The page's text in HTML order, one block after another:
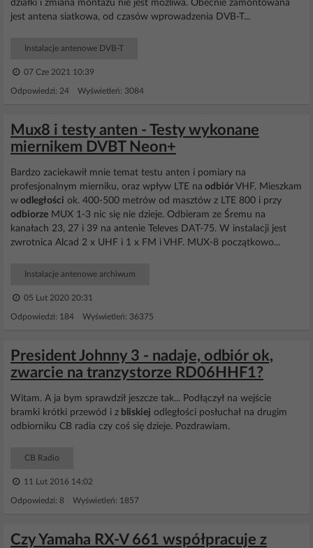
działki i zmiana montażu nie jest możliwa. Obecnie zamontowana
jest antena siatkowa, od czasów wprowadzenia DVB-T...
Instalacje antenowe DVB-T
07 Cze 2021 10:39
Odpowiedzi: 24 Wyświetleń: 3084
Mux8 i testy anten - Testy wykonane
miernikem DVBT Neon+
Bardzo zaciekawił mnie temat testu anten i pomiary na
profesjonalnym mierniku, oraz wpływ LTE na odbiór VHF. Mieszkam
w odległości ok. 400-500 metrów od masztów z LTE 800 i przy
odbiorze MUX 1-3 nic się nie dzieje. Odbieram ze Śremu na
kanałach 23, 27 i 39 na antenie Televes DAT-75. W instalacji jest
zwrotnica Alcad 2 x UHF i 1 x FM i VHF. MUX-8 początkowo...
Instalacje antenowe archiwum
05 Lut 2020 20:31
Odpowiedzi: 184 Wyświetleń: 36375
President Johnny 3 - nadaje, odbiór ok,
zwarcie na tranzystorze RD06HHF1?
Witam. A ja bym sprawdził jeszcze tak... Podłączył na wejście
bramki krótki przewód i z bliskiej odległości posłuchał na drugim
odbiorniku CB radia czy coś się dzieje. Pozdrawiam.
CB Radio
11 Lut 2016 14:02
Odpowiedzi: 8 Wyświetleń: 1857
Czy Yamaha RX-V 661 współpracuje z